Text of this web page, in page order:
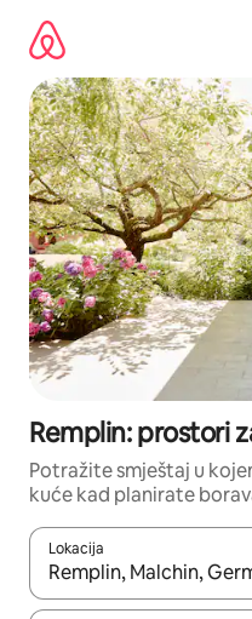
sadržaj
Remplin: prostori
Potražite smještaj u
kuće kad planirate
Lokacija
Kada budu dostupni